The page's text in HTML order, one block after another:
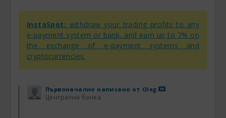
InstaSpot: withdraw your trading profits to any
e-payment system or bank, and earn up to 7% on
the exchange of e-payment systems and
cryptocurrencies.
Първоначално написано от Oleg
Централна банка